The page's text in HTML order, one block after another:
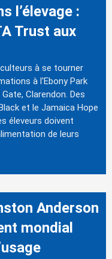
l’élevage :
Trust aux
à se tourner
à l'Ebony Park
Clarendon. Des
et le Jamaica Hope
éleveurs doivent
de leurs
Anderson
mondial